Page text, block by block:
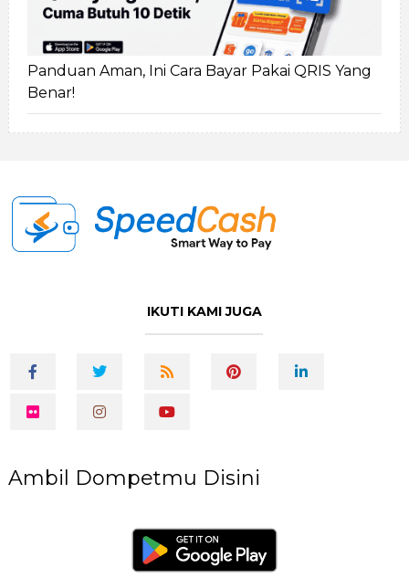
Panduan Aman, Ini Cara Bayar Pakai QRIS Yang
Benar!
IKUTI KAMI JUGA
Ambil Dompetmu Disini